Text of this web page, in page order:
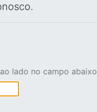
lado no campo abaixo